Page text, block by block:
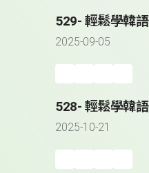
529- 輕鬆學韓
2025-09-05
528- 輕鬆學韓
2025-10-21